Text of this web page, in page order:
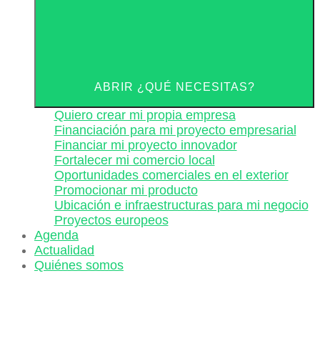
ABRIR ¿QUÉ NECESITAS?
Quiero crear mi propia empresa
Financiación para mi proyecto empresarial
Financiar mi proyecto innovador
Fortalecer mi comercio local
Oportunidades comerciales en el exterior
Promocionar mi producto
Ubicación e infraestructuras para mi negocio
Proyectos europeos
Agenda
Actualidad
Quiénes somos